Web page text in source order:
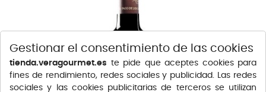
Gestionar el consentimiento de las cookies
tienda.veragourmet.es te pide que aceptes cookies para
fines de rendimiento, redes sociales y publicidad. Las redes
sociales y las cookies publicitarias de terceros se utilizan